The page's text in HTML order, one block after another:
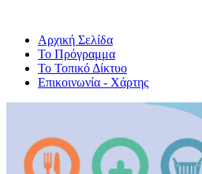
Αρχική Σελίδα
Το Πρόγραμμα
Το Τοπικό Δίκτυο
Επικοινωνία - Χάρτης